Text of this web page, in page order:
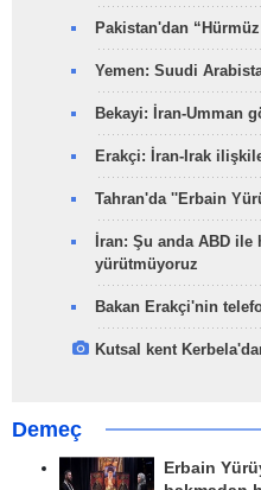
Pakistan'dan “Hürmüz
Yemen: Suudi
Bekayi: İran-Umman
Erakçi: İran-Irak
Tahran'da ''Erbain
İran: Şu anda ABD
yürütmüyoruz
Bakan Erakçi'nin
Kutsal kent
Demeç
Erbain